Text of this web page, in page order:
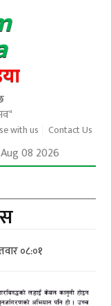
with us Contact Us
08 2026
०८:०१